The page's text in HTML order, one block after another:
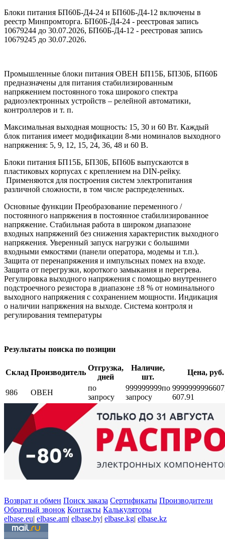
Блоки питания БП60Б-Д4-24 и БП60Б-Д4-12 включены в
реестр Минпромторга. БП60Б-Д4-24 - реестровая запись
10679244 до 30.07.2026, БП60Б-Д4-12 - реестровая запись
10679245 до 30.07.2026.
Промышленные блоки питания ОВЕН БП15Б, БП30Б, БП60Б
предназначены для питания стабилизированным
напряжением постоянного тока широкого спектра
радиоэлектронных устройств – релейной автоматики,
контроллеров и т. п.
Максимальная выходная мощность: 15, 30 и 60 Вт. Каждый
блок питания имеет модификации 8-ми номиналов выходного
напряжения: 5, 9, 12, 15, 24, 36, 48 и 60 В.
Блоки питания БП15Б, БП30Б, БП60Б выпускаются в
пластиковых корпусах с креплением на DIN-рейку.
Применяются для построения систем электропитания
различной сложности, в том числе распределенных.
Основные функции Преобразование переменного /
постоянного напряжения в постоянное стабилизированное
напряжение. Стабильная работа в широком диапазоне
входных напряжений без снижения характеристик выходного
напряжения. Уверенный запуск нагрузки с большими
входными емкостями (панели оператора, модемы и т.п.).
Защита от перенапряжения и импульсных помех на входе.
Защита от перегрузки, короткого замыкания и перегрева.
Регулировка выходного напряжения с помощью внутреннего
подстроечного резистора в диапазоне ±8 % от номинального
выходного напряжения с сохранением мощности. Индикация
о наличии напряжения на выходе. Система контроля и
регулирования температуры
Результаты поиска по позиции
Склад Производитель
Отгрузка,
дней
Наличие,
шт.
Цена, руб.
986 ОВЕН
по
запросу
999999999по
запросу
999999999
607.91
Возврат и обмен Поиск заказа Сертификаты Производители
Обратный звонок Контакты Калькуляторы
elbase.eu| elbase.am| elbase.by| elbase.kg| elbase.kz